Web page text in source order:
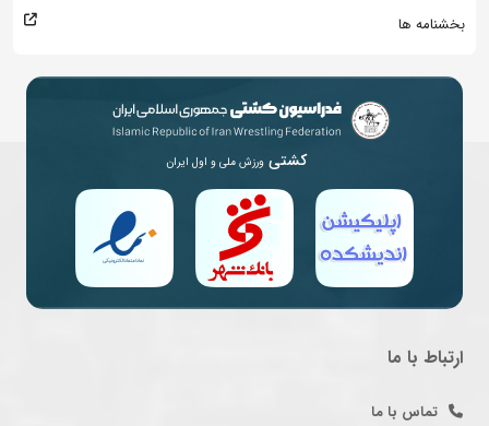
بخشنامه ها
کشتی ورزش ملی و اول ایران
ارتباط با ما
تماس با ما